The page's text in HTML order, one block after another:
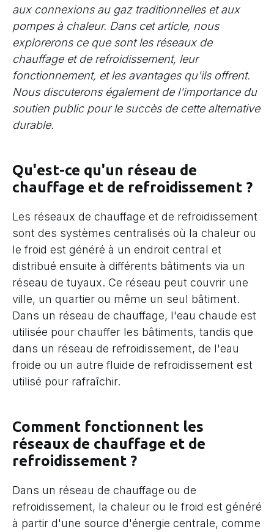
aux connexions au gaz traditionnelles et aux
pompes à chaleur. Dans cet article, nous
explorerons ce que sont les réseaux de
chauffage et de refroidissement, leur
fonctionnement, et les avantages qu'ils offrent.
Nous discuterons également de l'importance du
soutien public pour le succès de cette alternative
durable.
Qu'est-ce qu'un réseau de
chauffage et de refroidissement ?
Les réseaux de chauffage et de refroidissement
sont des systèmes centralisés où la chaleur ou
le froid est généré à un endroit central et
distribué ensuite à différents bâtiments via un
réseau de tuyaux. Ce réseau peut couvrir une
ville, un quartier ou même un seul bâtiment.
Dans un réseau de chauffage, l'eau chaude est
utilisée pour chauffer les bâtiments, tandis que
dans un réseau de refroidissement, de l'eau
froide ou un autre fluide de refroidissement est
utilisé pour rafraîchir.
Comment fonctionnent les
réseaux de chauffage et de
refroidissement ?
Dans un réseau de chauffage ou de
refroidissement, la chaleur ou le froid est généré
à partir d'une source d'énergie centrale, comme